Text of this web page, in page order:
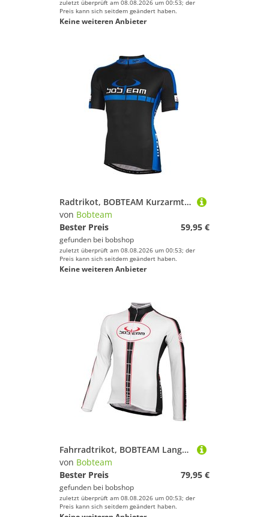
zuletzt überprüft am 08.08.2026 um 00:53; der
Preis kann sich seitdem geändert haben.
Keine weiteren Anbieter
Radtrikot, BOBTEAM Kurzarmtrikot Colors, für Herren, Größe M,
von Bobteam
Bester Preis
59,95 €
gefunden bei bobshop
zuletzt überprüft am 08.08.2026 um 00:53; der
Preis kann sich seitdem geändert haben.
Keine weiteren Anbieter
Fahrradtrikot, BOBTEAM Langarmtrikot Infinity, für Herren, Größe 2XL,
von Bobteam
Bester Preis
79,95 €
gefunden bei bobshop
zuletzt überprüft am 08.08.2026 um 00:53; der
Preis kann sich seitdem geändert haben.